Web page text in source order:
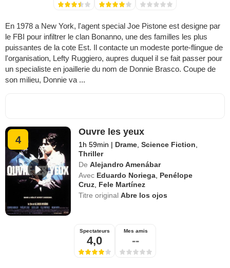
En 1978 a New York, l'agent special Joe Pistone est designe par
le FBI pour infiltrer le clan Bonanno, une des familles les plus
puissantes de la cote Est. Il contacte un modeste porte-flingue de
l'organisation, Lefty Ruggiero, aupres duquel il se fait passer pour
un specialiste en joaillerie du nom de Donnie Brasco. Coupe de
son milieu, Donnie va ...
4
Ouvre les yeux
1h 59min | Drame ,Science Fiction
Thriller
De Alejandro Amenábar
Avec Eduardo Noriega Penélope
Cruz Fele Martínez
Titre originalAbre los ojos
Spectateurs
4,0
Mes amis
--